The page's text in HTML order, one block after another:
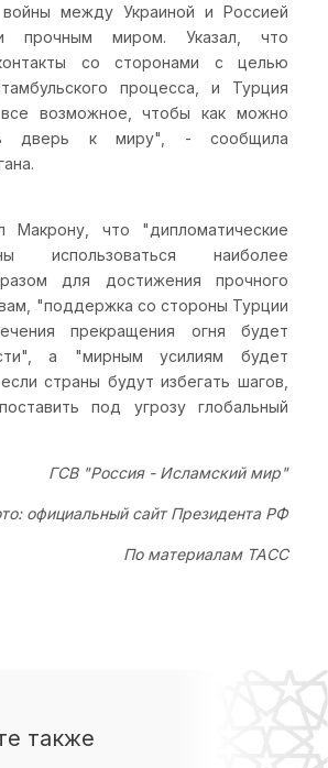
между Украиной и Россией
прочным миром. Указал, что
со сторонами с целью
процесса, и Турция
возможное, чтобы как можно
дверь к миру", - сообщила
Макрону, что "дипломатические
использоваться наиболее
для достижения прочного
"поддержка со стороны Турции
прекращения огня будет
а "мирным усилиям будет
страны будут избегать шагов,
под угрозу глобальный
ГСВ "Россия - Исламский мир"
официальный сайт Президента РФ
По материалам ТАСС
также